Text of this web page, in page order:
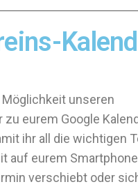
unseren
zu eurem Google
ihr all die wichtigen
auf eurem
verschiebt oder